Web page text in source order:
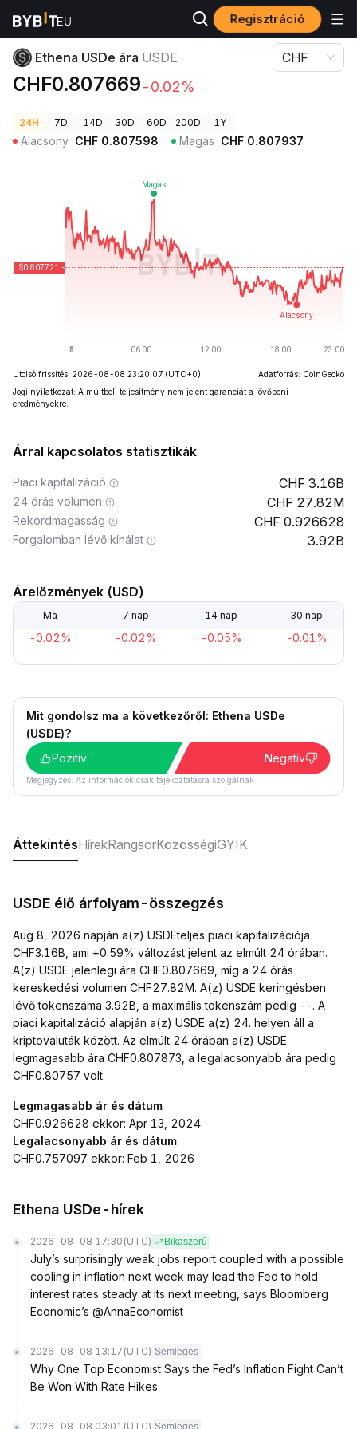
Regisztráció
Kriptovaluta árak Ethena USDe ára USDE
Ethena USDe ára USDE
CHF0.807669-0.02%
CHF
24H 7D 14D 30D 60D 200D 1Y
Alacsony CHF 0.807598 Magas CHF 0.807937
Utolsó frissítés: 2026-08-08 23:20:07 (UTC+0)
Adatforrás: CoinGecko
Jogi nyilatkozat: A múltbeli teljesítmény nem jelent garanciát a jövőbeni
eredményekre.
Árral kapcsolatos statisztikák
Piaci kapitalizáció 3.16B
24 órás volumen 27.82M
Rekordmagasság 0.926628
Forgalomban lévő kínálat 3.92B
Árelőzmények (USD)
Ma 7 nap 14 nap 30 nap
-0.02% -0.02% -0.05% -0.01%
Mit gondolsz ma a következőről: Ethena USDe
(USDE)?
Pozitív
Negatív
Megjegyzés: Az információk csak tájékoztatásra szolgálnak.
ÁttekintésHírekRangsorKözösségiGYIK
USDE élő árfolyam-összegzés
Aug 8, 2026 napján a(z) USDEteljes piaci kapitalizációja
CHF3.16B, ami +0.59% változást jelent az elmúlt 24 órában.
A(z) USDE jelenlegi ára CHF0.807669, míg a 24 órás
kereskedési volumen CHF27.82M. A(z) USDE keringésben
lévő tokenszáma 3.92B, a maximális tokenszám pedig --. A
piaci kapitalizáció alapján a(z) USDE a(z) 24. helyen áll a
kriptovaluták között. Az elmúlt 24 órában a(z) USDE
legmagasabb ára CHF0.807873, a legalacsonyabb ára pedig
CHF0.80757 volt.
Legmagasabb ár és dátum
CHF0.926628 ekkor: Apr 13, 2024
Legalacsonyabb ár és dátum
CHF0.757097 ekkor: Feb 1, 2026
Ethena USDe-hírek
2026-08-08 17:30 (UTC) Bikaszerű
July’s surprisingly weak jobs report coupled with a possible
cooling in inflation next week may lead the Fed to hold
interest rates steady at its next meeting, says Bloomberg
Economic’s @AnnaEconomist
2026-08-08 13:17 (UTC) Semleges
Why One Top Economist Says the Fed’s Inflation Fight Can’t
Be Won With Rate Hikes
2026-08-08 03:01 (UTC) Semleges